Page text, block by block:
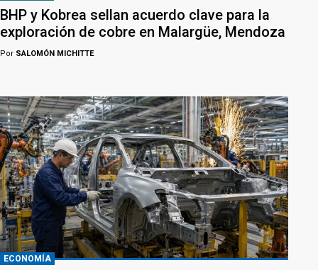
BHP y Kobrea sellan acuerdo clave para la
exploración de cobre en Malargüe, Mendoza
Por SALOMÓN MICHITTE
ECONOMÍA